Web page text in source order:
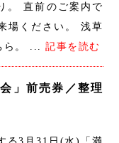
。 直前のご案内で
場ください。 浅草
ら。 ...記事を読む
」前売券／整理